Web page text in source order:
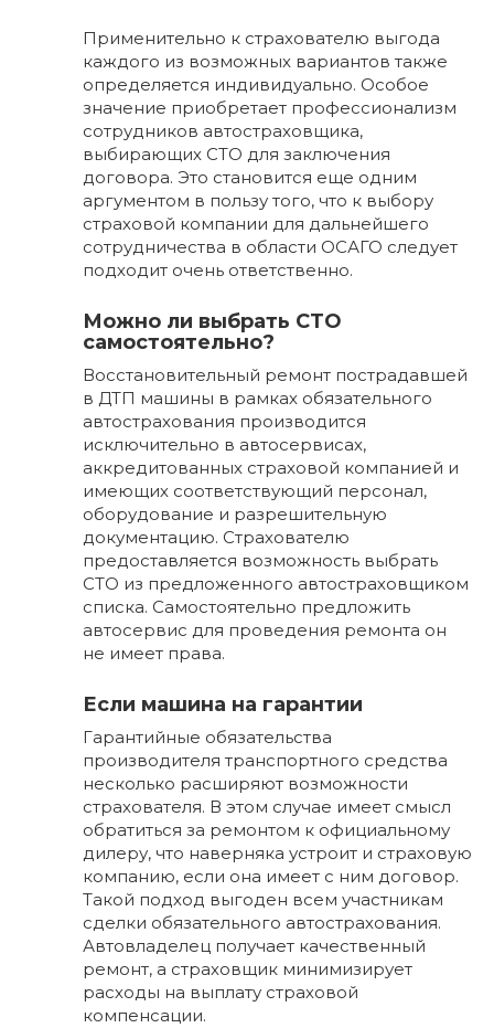
Применительно к страхователю выгода
каждого из возможных вариантов также
определяется индивидуально. Особое
значение приобретает профессионализм
сотрудников автостраховщика,
выбирающих СТО для заключения
договора. Это становится еще одним
аргументом в пользу того, что к выбору
страховой компании для дальнейшего
сотрудничества в области ОСАГО следует
подходит очень ответственно.
Можно ли выбрать СТО
самостоятельно?
Восстановительный ремонт пострадавшей
в ДТП машины в рамках обязательного
автострахования производится
исключительно в автосервисах,
аккредитованных страховой компанией и
имеющих соответствующий персонал,
оборудование и разрешительную
документацию. Страхователю
предоставляется возможность выбрать
СТО из предложенного автостраховщиком
списка. Самостоятельно предложить
автосервис для проведения ремонта он
не имеет права.
Если машина на гарантии
Гарантийные обязательства
производителя транспортного средства
несколько расширяют возможности
страхователя. В этом случае имеет смысл
обратиться за ремонтом к официальному
дилеру, что наверняка устроит и страховую
компанию, если она имеет с ним договор.
Такой подход выгоден всем участникам
сделки обязательного автострахования.
Автовладелец получает качественный
ремонт, а страховщик минимизирует
расходы на выплату страховой
компенсации.